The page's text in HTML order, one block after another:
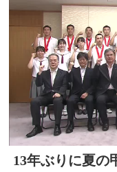
13年ぶりに夏